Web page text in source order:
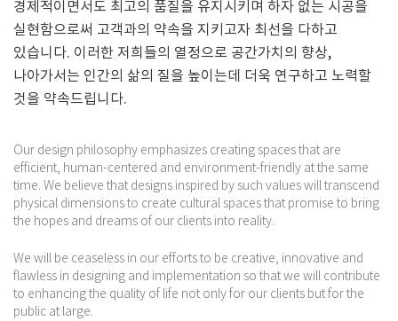
경제적이면서도 최고의 품질을 유지시키며 하자 없는 시공을
실현함으로써 고객과의 약속을 지키고자 최선을 다하고
있습니다. 이러한 저희들의 열정으로 공간가치의 향상,
나아가서는 인간의 삶의 질을 높이는데 더욱 연구하고 노력할
것을 약속드립니다.
Our design philosophy emphasizes creating spaces that are
efficient, human-centered and environment-friendly at the same
time. We believe that designs inspired by such values will transcend
physical dimensions to create cultural spaces that promise to bring
the hopes and dreams of our clients into reality.
We will be ceaseless in our efforts to be creative, innovative and
flawless in designing and implementation so that we will contribute
to enhancing the quality of life not only for our clients but for the
public at large.